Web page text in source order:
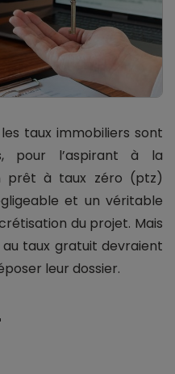
taux immobiliers sont
pour l’aspirant à la
prêt à taux zéro (ptz)
et un véritable
du projet. Mais
taux gratuit devraient
leur dossier.